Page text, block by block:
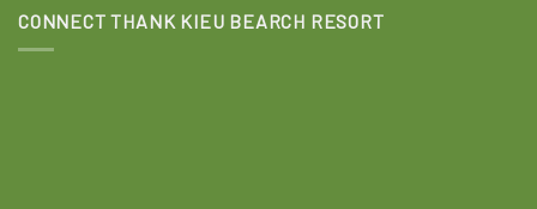
CONNECT THANK KIEU BEARCH RESORT